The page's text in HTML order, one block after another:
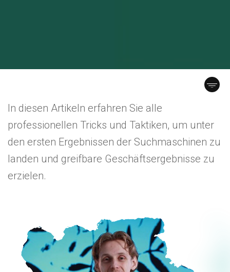
In diesen Artikeln erfahren Sie alle
professionellen Tricks und Taktiken, um unter
den ersten Ergebnissen der Suchmaschinen zu
landen und greifbare Geschäftsergebnisse zu
erzielen.